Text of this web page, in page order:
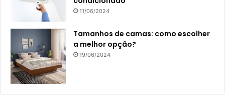
11/06/2024
Tamanhos de camas: como escolher
a melhor opção?
19/06/2024